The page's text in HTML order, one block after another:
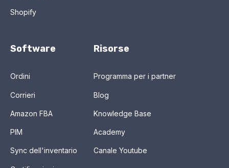
Shopify
Software
Ordini
Corrieri
Amazon FBA
PIM
Sync dell'inventario
Risorse
Programma per i partner
Blog
Knowledge Base
Academy
Canale Youtube